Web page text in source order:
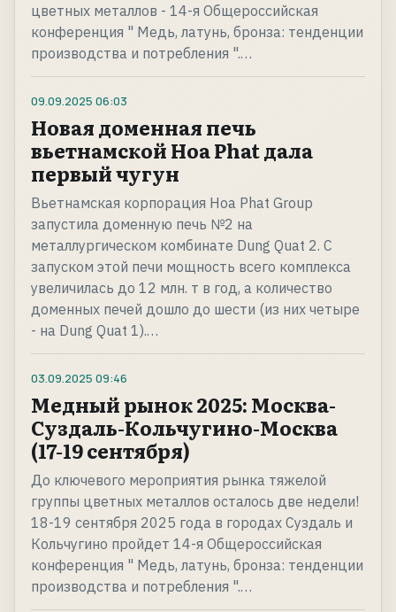
цветных металлов - 14-я Общероссийская
конференция " Медь, латунь, бронза: тенденции
производства и потребления ".…
09.09.2025 06:03
Новая доменная печь
вьетнамской Hoa Phat дала
первый чугун
Вьетнамская корпорация Hoa Phat Group
запустила доменную печь №2 на
металлургическом комбинате Dung Quat 2. С
запуском этой печи мощность всего комплекса
увеличилась до 12 млн. т в год, а количество
доменных печей дошло до шести (из них четыре
- на Dung Quat 1).…
03.09.2025 09:46
Медный рынок 2025: Москва-
Суздаль-Кольчугино-Москва
(17-19 сентября)
До ключевого мероприятия рынка тяжелой
группы цветных металлов осталось две недели!
18-19 сентября 2025 года в городах Суздаль и
Кольчугино пройдет 14-я Общероссийская
конференция " Медь, латунь, бронза: тенденции
производства и потребления ".…